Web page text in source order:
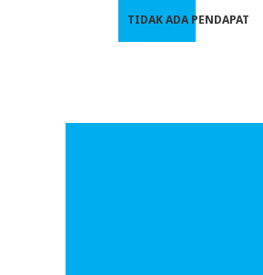
TIDAK ADA PENDAPAT